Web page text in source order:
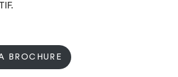
BROCHURE